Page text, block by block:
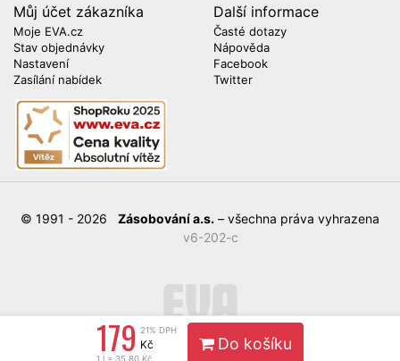
179 21% DPH
Kč
1 l = 35,80 Kč
Do košíku
Můj účet zákazníka
Moje EVA.cz
Stav objednávky
Nastavení
Zasílání nabídek
Další informace
Časté dotazy
Nápověda
Facebook
Twitter
© 1991 - 2026 Zásobování a.s. – všechna práva vyhrazena
v6-202-c